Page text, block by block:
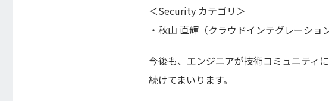
＜Security カテゴリ＞
・秋山 直輝（クラウドインテグレーショ
今後も、エンジニアが技術コミュニティ
続けてまいります。